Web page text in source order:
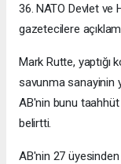
36.⁠ ⁠NATO Devlet ve
gazetecilere
Mark Rutte, yaptığı
savunma sanayinin
AB'nin bunu
belirtti.
AB'nin 27